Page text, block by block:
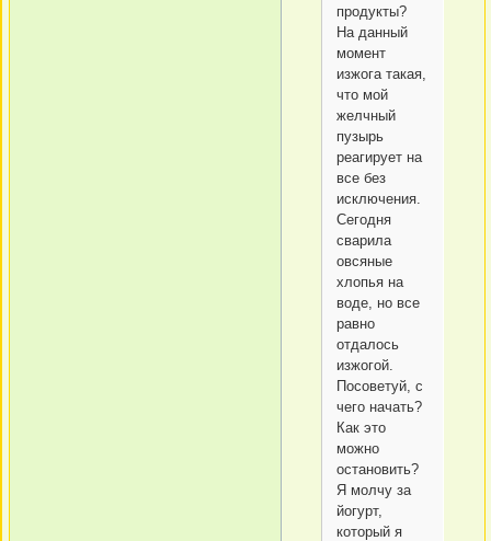
продукты?
На данный
момент
изжога такая,
что мой
желчный
пузырь
реагирует на
все без
исключения.
Сегодня
сварила
овсяные
хлопья на
воде, но все
равно
отдалось
изжогой.
Посоветуй, с
чего начать?
Как это
можно
остановить?
Я молчу за
йогурт,
который я